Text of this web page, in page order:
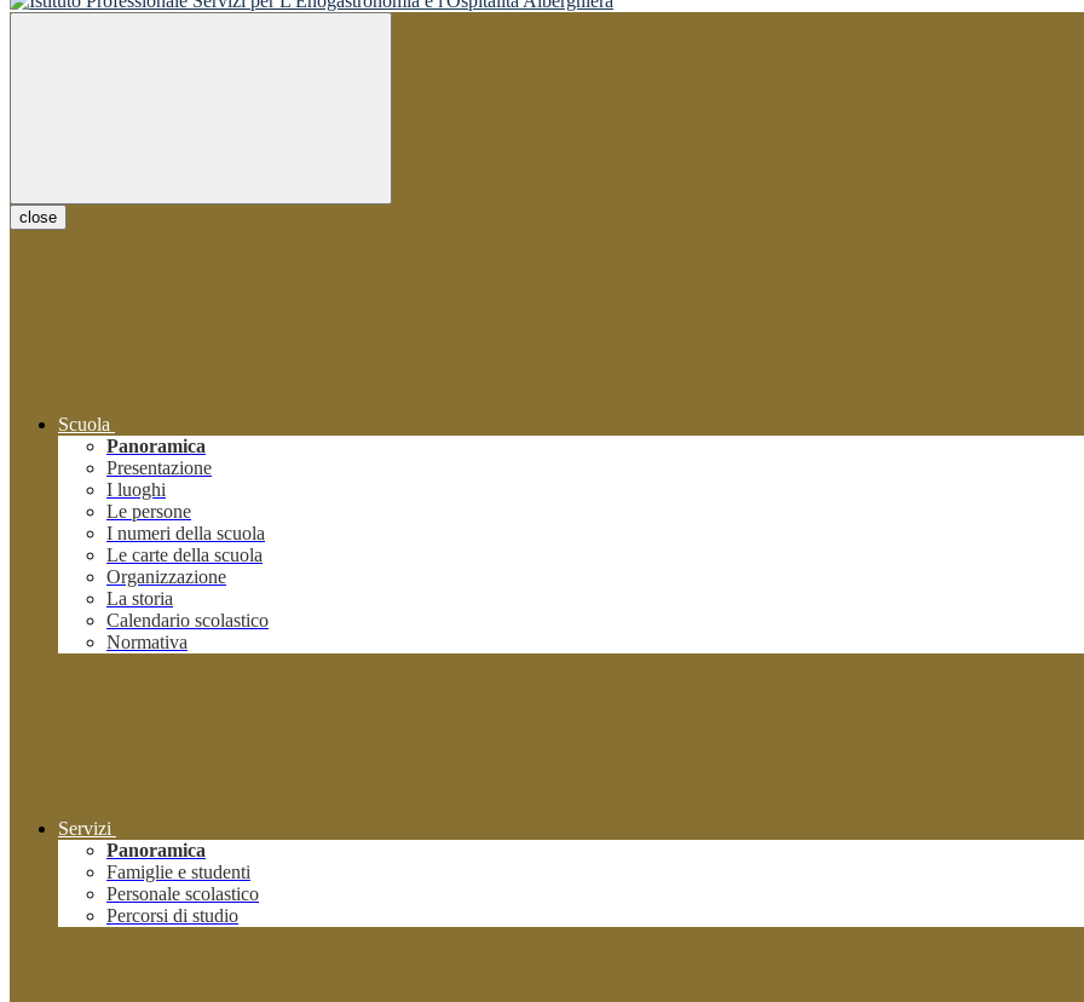
close
Scuola
Panoramica
Presentazione
I luoghi
Le persone
I numeri della scuola
Le carte della scuola
Organizzazione
La storia
Calendario scolastico
Normativa
Servizi
Panoramica
Famiglie e studenti
Personale scolastico
Percorsi di studio